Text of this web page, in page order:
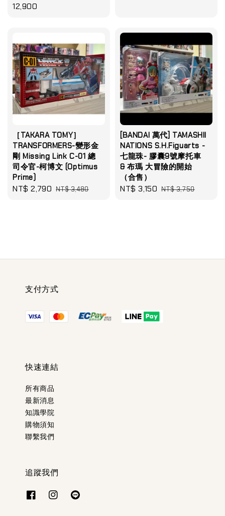
price
12,900
［TAKARA TOMY］
TRANSFORMERS-變形金
剛 Missing Link C-01 總
司令官-柯博文 (Optimus
Prime)
Sale
NT$ 2,790 Regular
NT$ 3,480
[BANDAI 萬代] TAMASHII
NATIONS S.H.Figuarts -
七龍珠- 膠囊9號摩托車
& 布瑪 大冒險的開始
（合售）
Sale
NT$ 3,150 Regular
NT$ 3,750
支付方式
快速連結
所有商品
最新消息
知識學院
購物須知
聯繫我們
追蹤我們